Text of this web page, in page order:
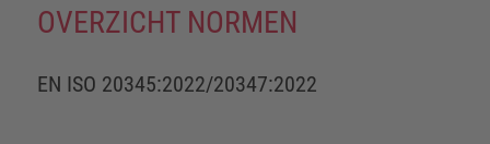
OVERZICHT NORMEN
EN ISO 20345:2022/20347:2022